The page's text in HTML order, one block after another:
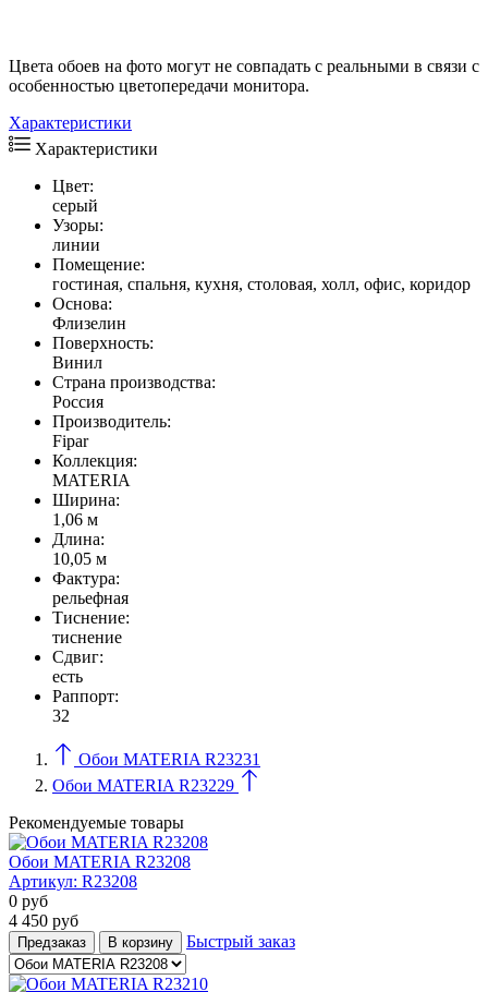
Цвета обоев на фото могут не совпадать с реальными в связи с
особенностью цветопередачи монитора.
Характеристики
Характеристики
Цвет:
серый
Узоры:
линии
Помещение:
гостиная, спальня, кухня, столовая, холл, офис, коридор
Основа:
Флизелин
Поверхность:
Винил
Страна производства:
Россия
Производитель:
Fipar
Коллекция:
MATERIA
Ширина:
1,06 м
Длина:
10,05 м
Фактура:
рельефная
Тиcнение:
тиснение
Сдвиг:
есть
Раппорт:
32
Обои MATERIA R23231
Обои MATERIA R23229
Рекомендуемые товары
Обои MATERIA R23208
Артикул: R23208
0 руб
4 450 руб
Предзаказ В корзину Быстрый заказ